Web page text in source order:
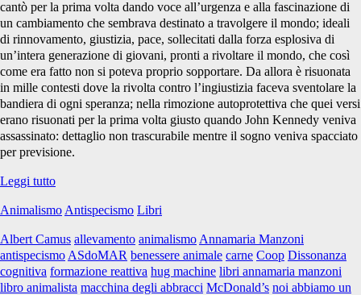
cantò per la prima volta dando voce all’urgenza e alla fascinazione di
un cambiamento che sembrava destinato a travolgere il mondo; ideali
di rinnovamento, giustizia, pace, sollecitati dalla forza esplosiva di
un’intera generazione di giovani, pronti a rivoltare il mondo, che così
come era fatto non si poteva proprio sopportare. Da allora è risuonata
in mille contesti dove la rivolta contro l’ingiustizia faceva sventolare la
bandiera di ogni speranza; nella rimozione autoprotettiva che quei versi
erano risuonati per la prima volta giusto quando John Kennedy veniva
assassinato: dettaglio non trascurabile mentre il sogno veniva spacciato
per previsione.
Leggi tuttoBenessere
che
agli
Animali
Animalismo Antispecismo Libri
Albert Camus allevamento animalismo Annamaria Manzoni
antispecismo ASdoMAR benessere animale carne Coop Dissonanza
cognitiva formazione reattiva hug machine libri annamaria manzoni
libro animalista macchina degli abbracci McDonald’s noi abbiamo un